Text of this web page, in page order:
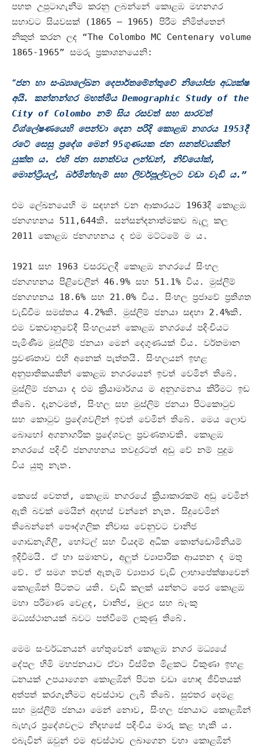
පහත උපුටාගැනීම කරනු ලබන්නේ කොළඹ මහනගර
සභාවට සියවසක්
(1865 – 1965) පිරීම නිමිත්තෙන්
නිකුත් කරන ලද “The Colombo MC Centenary volume
1865-1965” සමරු ප්‍රකාශනයෙනි:
“ජන හා සංඛ්‍යාලේඛන දෙපාර්තමේන්තුවේ නියෝජ්‍ය අධ්‍යක්ෂ
අයි. කන්නන්ගර මහත්මිය Demographic Study of the
City of Colombo නම් සිය රසවත් සහ සාරවත්
විශ්ලේෂණයෙහි පෙන්වා දෙන පරිදි කොළඹ නගරය 1953දී
රටේ සෙසු ප්‍රදේශ මෙන් 95ගුණයක ජන ඝනත්වයකින්
යුක්ත ය. එහි ජන ඝනත්වය ලන්ඩන්, නිව්යෝක්,
මොන්ට්‍රියල්, බර්මින්හැම් සහ ලිවර්පූල්වලට වඩා වැඩි ය.”
එම ලේඛනයෙහි ම සඳහන් වන ආකාරයට 1963දී කොළඹ
ජනගහනය 511,644කි. සන්සන්දනාත්මකව බැලූ කල
2011 කොළඹ ජනගහනය ද එම මට්ටමේ ම ය.
1921 සහ 1963 වසරවලදී කොළඹ නගරයේ සිංහල
ජනගහනය පිළිවෙලින් 46.9% සහ 51.1% විය. මුස්ලිම්
ජනගහනය 18.6% සහ 21.0% විය. සිංහල ප්‍රජාවේ ප්‍රතිශත
වැඩිවීම සමස්තය 4.2%කි. මුස්ලිම් ජනයා සඳහා 2.4%කි.
එම වකවානුවේදී සිංහලයන් කොළඹ නගරයේ පදිංචියට
පැමිණීම මුස්ලිම් ජනයා මෙන් දෙගුණයක් විය. වර්තමාන
ප්‍රවණතාව එහි අනෙක් පැත්තයි. සිංහලයන් ඉහළ
අනුපාතිකයකින් කොළඹ නගරයෙන් ඉවත් වෙමින් තිබේ .
මුස්ලිම් ජනයා ද එම ක්‍රියාමාර්ගය ම අනුගමනය කිරීමට ඉඩ
තිබේ . දැනටමත් , සිංහල සහ මුස්ලිම් ජනයා පිටකොටුව
සහ කොටුව ප්‍රදේශවලින් ඉවත් වෙමින් තිබේ . මෙය ලොව
බොහෝ අගනාගරික ප්‍රදේශවල ප්‍රවණතාවකි. කොළඹ
නගරයේ පදිංචි ජනගහනය තවදුරටත් අඩු වේ නම් පුදුම
විය යුතු නැත .
කෙසේ වෙතත් , කොළඹ නගරයේ ක්‍රියාකාරකම් අඩු වෙමින්
ඇති බවක් මෙයින් අදහස් වන්නේ නැත . සිදුවෙමින්
තිබෙන්නේ පෞද්ගලික නිවාස වෙනුවට වානිජ
ගොඩනැගිලි, හෝටල් සහ වියදම් අධික කොන්ඩොමිනියම්
ඉදිවීමයි. ඒ හා සමානව, අලුත් ව්‍යාපාරික ආයතන ද මතු
වේ. ඒ සමග තවත් ඇතැම් ව්‍යාපාර වැඩි ලාභාපේක්ෂාවෙන්
කොළඹින් පිටතට යති . වැඩි කලක් යන්නට පෙර කොළඹ
මහා පරිමාණ වෙළඳ, වානිජ, මුල්‍ය සහ බැංකු
මධ්‍යස්ථානයක් බවට පත්වීමේ ලකුණු තිබේ .
මෙම සංවර්ධනයන් හේතුවෙන් කොළඹ නගර මධ්‍යයේ
දේපල හිමි මහජනයාට ඒවා විස්මිත මිළකට විකුණා ඉහළ
ධනයක් උපයාගෙන කොළඹින් පිටත වඩා හොඳ ජීවිතයක්
අත්පත් කරගැනීමට අවස්ථාව ලැබී තිබේ . සුළුතර දෙමළ
සහ මුස්ලිම් ජනයා මෙන් නොව, සිංහල ජනයාට කොළඹින්
බැහැර ප්‍රදේශවලට නිදහසේ පදිංචිය මාරු කළ හැකි ය.
එබැවින් ඔවුන් එම අවස්ථාව ලබාගෙන වහා කොළඹින්